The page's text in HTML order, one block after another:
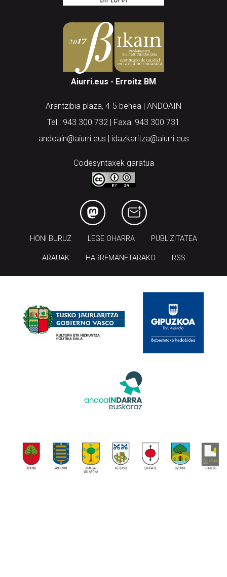
Aiurri.eus - Erroitz BM
Arantzibia plaza, 4-5 behea | ANDOAIN
Tel.: 943 300 732 | Faxa: 943 300 731
andoain@aiurri.eus | idazkaritza@aiurri.eus
Codesyntaxek garatua
HONI BURUZ LEGE OHARRA PUBLIZITATEA
ARAUAK HARREMANETARAKO RSS